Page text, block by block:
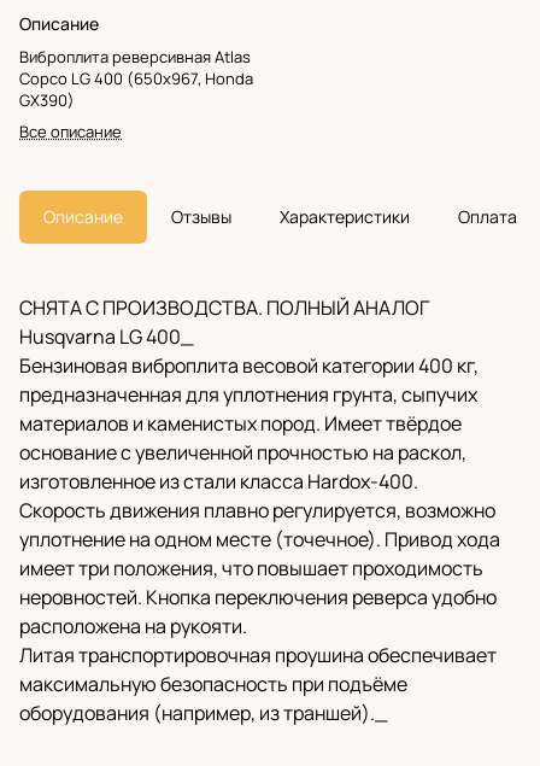
Описание
Виброплита реверсивная Atlas
Copco LG 400 (650x967, Honda
GX390)
Все описание
Описание Отзывы Характеристики Оплата
СНЯТА С ПРОИЗВОДСТВА. ПОЛНЫЙ АНАЛОГ
Husqvarna LG 400_
Бензиновая виброплита весовой категории 400 кг,
предназначенная для уплотнения грунта, сыпучих
материалов и каменистых пород. Имеет твёрдое
основание с увеличенной прочностью на раскол,
изготовленное из стали класса Hardox-400.
Скорость движения плавно регулируется, возможно
уплотнение на одном месте (точечное). Привод хода
имеет три положения, что повышает проходимость
неровностей. Кнопка переключения реверса удобно
расположена на рукояти.
Литая транспортировочная проушина обеспечивает
максимальную безопасность при подъёме
оборудования (например, из траншей)._